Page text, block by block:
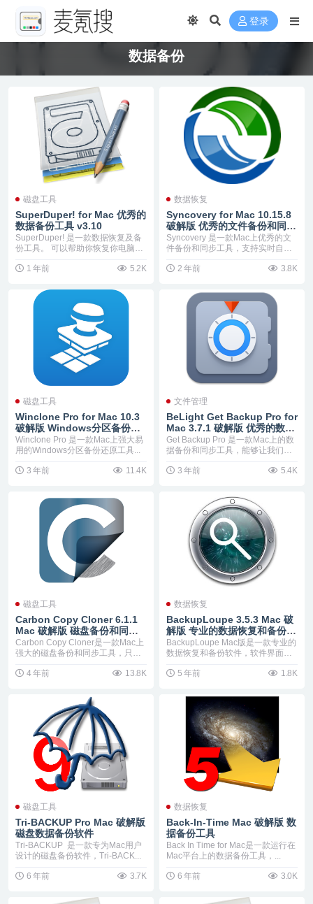
登录
数据备份
磁盘工具
SuperDuper! for Mac 优秀的
数据备份工具 v3.10
SuperDuper! 是一款数据恢复及备
份工具。 可以帮助你恢复你电脑误
1 年前
5.2K
数据恢复
Syncovery for Mac 10.15.8
破解版 优秀的文件备份和同步
工具
Syncovery 是一款Mac上优秀的文
件备份和同步工具，支持实时自动
2 年前
3.8K
磁盘工具
Winclone Pro for Mac 10.3
破解版 Windows分区备份还
原工具
Winclone Pro 是一款Mac上强大易
用的Windows分区备份还原工具...
3 年前 11.4K
文件管理
BeLight Get Backup Pro for
Mac 3.7.1 破解版 优秀的数据
备份和同步工具
Get Backup Pro 是一款Mac上的数
据备份和同步工具，能够让我们快
3 年前
5.4K
磁盘工具
Carbon Copy Cloner 6.1.1
Mac 破解版 磁盘备份和同步
工具
Carbon Copy Cloner是一款Mac上
强大的磁盘备份和同步工具，只
4 年前
13.8K
数据恢复
BackupLoupe 3.5.3 Mac 破
解版 专业的数据恢复和备份软
件
BackupLoupe Mac版是一款专业的
数据恢复和备份软件，软件界面干
5 年前
1.8K
磁盘工具
Tri-BACKUP Pro Mac 破解版
磁盘数据备份软件
Tri-BACKUP 是一款专为Mac用户
设计的磁盘备份软件，Tri-BACK...
6 年前 3.7K
数据恢复
Back-In-Time Mac 破解版 数
据备份工具
Back In Time for Mac是一款运行在
Mac平台上的数据备份工具，...
6 年前 3.0K